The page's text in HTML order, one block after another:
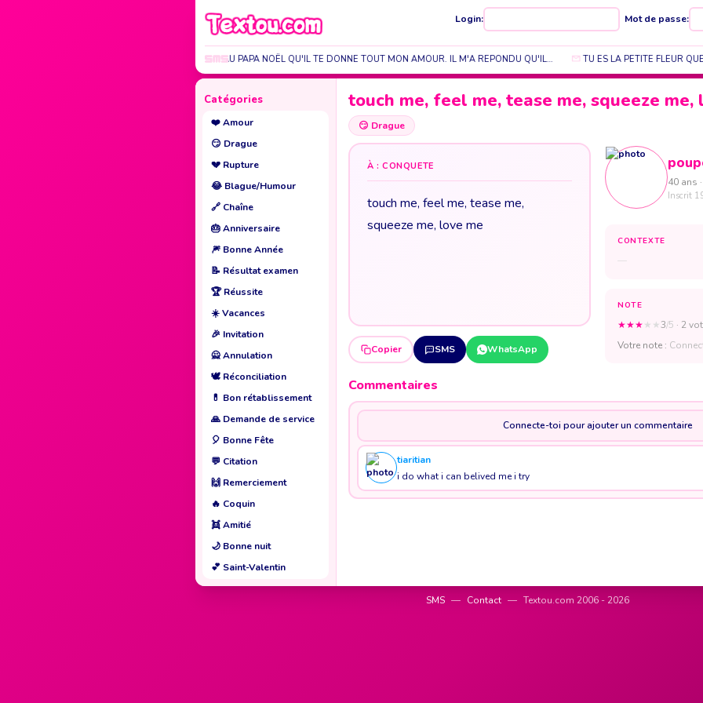
Login: Mot de passe:
J'AI DEMANDÉ AU PAPA NOËL QU'IL TE DONNE TOUT MON AMOUR. IL M'A REPONDU QU'IL… TU ES LA PETITE FLEUR QUE
Catégories
❤️Amour
😏 Drague
💔 Rupture
😂 Blague/Humour
🔗 Chaîne
🎂Anniversaire
🎆 Bonne Année
📝 Résultat examen
🏆Réussite
☀️Vacances
🎉 Invitation
🙅Annulation
🕊️ Réconciliation
💊 Bon rétablissement
🙏 Demande de service
🎈 Bonne Fête
💬 Citation
🙌 Remerciement
🔥 Coquin
👯Amitié
🌙 Bonne nuit
💕 Saint-Valentin
touch me, feel me, tease me, squeeze me,
😏 Drague
À : CONQUETE
touch me, feel me, tease me,
squeeze me, love me
Copier SMS WhatsApp
40 ans
Inscrit
CONTEXTE
—
NOTE
★★★★ ★3/5 · 2
Votre note :
Commentaires
Connecte-toi pour ajouter un commentaire
tiaritian
i do what i can belived me i try
SMS — Contact — Textou.com 2006 - 2026